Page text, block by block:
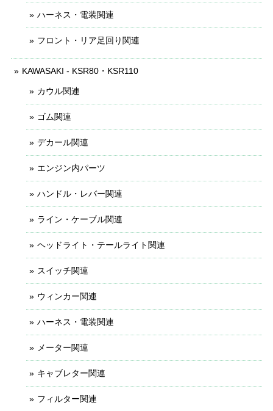
ハーネス・電装関連
フロント・リア足回り関連
KAWASAKI - KSR80・KSR110
カウル関連
ゴム関連
デカール関連
エンジン内パーツ
ハンドル・レバー関連
ライン・ケーブル関連
ヘッドライト・テールライト関連
スイッチ関連
ウィンカー関連
ハーネス・電装関連
メーター関連
キャブレター関連
フィルター関連